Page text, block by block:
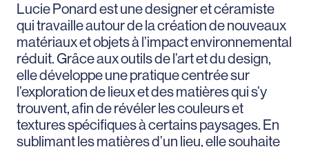
Lucie Ponard est une designer et céramiste
qui travaille autour de la création de nouveaux
matériaux et objets à l’impact environnemental
réduit. Grâce aux outils de l’art et du design,
elle développe une pratique centrée sur
l’exploration de lieux et des matières qui s’y
trouvent, afin de révéler les couleurs et
textures spécifiques à certains paysages. En
sublimant les matières d’un lieu, elle souhaite